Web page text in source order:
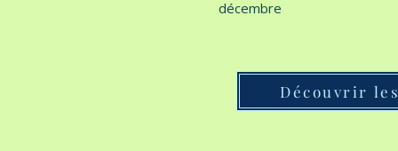
décembre
Découvrir